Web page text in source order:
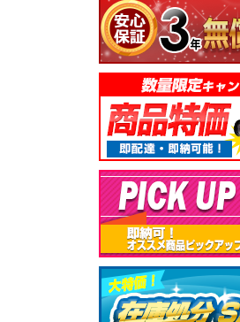
Panasonic i-PRO
2MP(1080p) 屋内 小
ー付きモデル WV-
S71301-F2L (送料無
（税別）
即納可能！
パナソニック
Panasonic i-PRO カ
メラ吊り下げ金具
WV-QSR501-WUX
(送料無料)
6,000円（税別）